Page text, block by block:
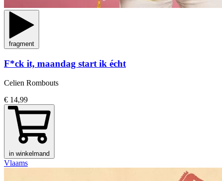
fragment
F*ck it, maandag start ik écht
Celien Rombouts
€ 14,99
in winkelmand
Vlaams